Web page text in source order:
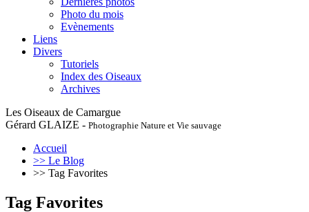
Photo du mois
Evènements
Liens
Divers
Tutoriels
Index des Oiseaux
Archives
Les Oiseaux de Camargue
Gérard GLAIZE - Photographie Nature et Vie sauvage
Accueil
>> Le Blog
>> Tag Favorites
Tag Favorites